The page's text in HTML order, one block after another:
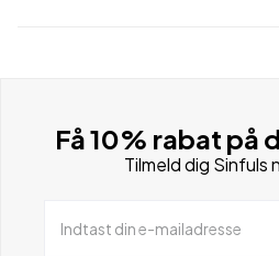
Få 10% rabat på
Tilmeld dig Sinfuls
Indtast din e-mailadresse